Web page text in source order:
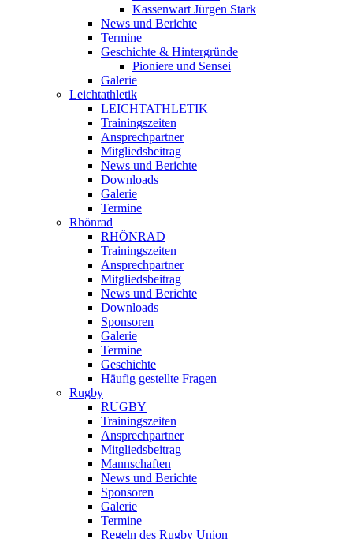
Kassenwart Jürgen Stark
News und Berichte
Termine
Geschichte & Hintergründe
Pioniere und Sensei
Galerie
Leichtathletik
LEICHTATHLETIK
Trainingszeiten
Ansprechpartner
Mitgliedsbeitrag
News und Berichte
Downloads
Galerie
Termine
Rhönrad
RHÖNRAD
Trainingszeiten
Ansprechpartner
Mitgliedsbeitrag
News und Berichte
Downloads
Sponsoren
Galerie
Termine
Geschichte
Häufig gestellte Fragen
Rugby
RUGBY
Trainingszeiten
Ansprechpartner
Mitgliedsbeitrag
Mannschaften
News und Berichte
Sponsoren
Galerie
Termine
Regeln des Rugby Union